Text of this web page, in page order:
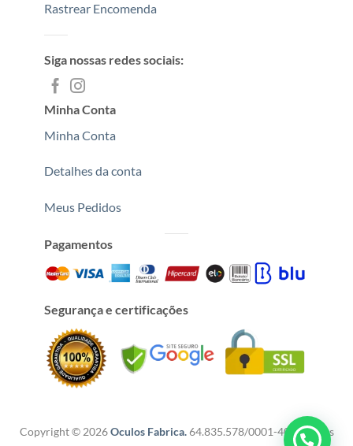
Rastrear Encomenda
Siga nossas redes sociais:
Minha Conta
Minha Conta
Detalhes da conta
Meus Pedidos
Pagamentos
Segurança e certificações
Copyright © 2026Oculos Fabrica.64.835.578/0001-40 Todos os